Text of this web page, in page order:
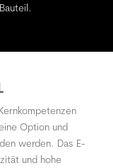
Option und
werden. Das E-
und hohe